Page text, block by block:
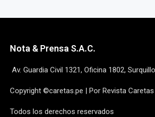
Nota & Prensa S.A.C.
Av. Guardia Civil 1321, Oficina 1802,
Copyright ©caretas.pe | Por Revista Caretas
Todos los derechos reservados